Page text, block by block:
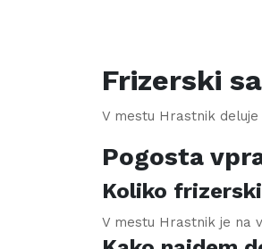
Frizerski
V mestu Hrastnik deluje
Pogosta
Koliko
V mestu Hrastnik je na